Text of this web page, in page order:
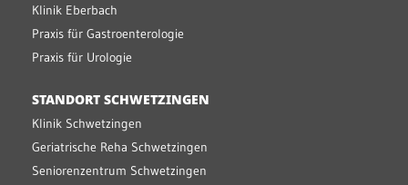
Klinik Eberbach
Praxis für Gastroenterologie
Praxis für Urologie
STANDORT SCHWETZINGEN
Klinik Schwetzingen
Geriatrische Reha Schwetzingen
Seniorenzentrum Schwetzingen